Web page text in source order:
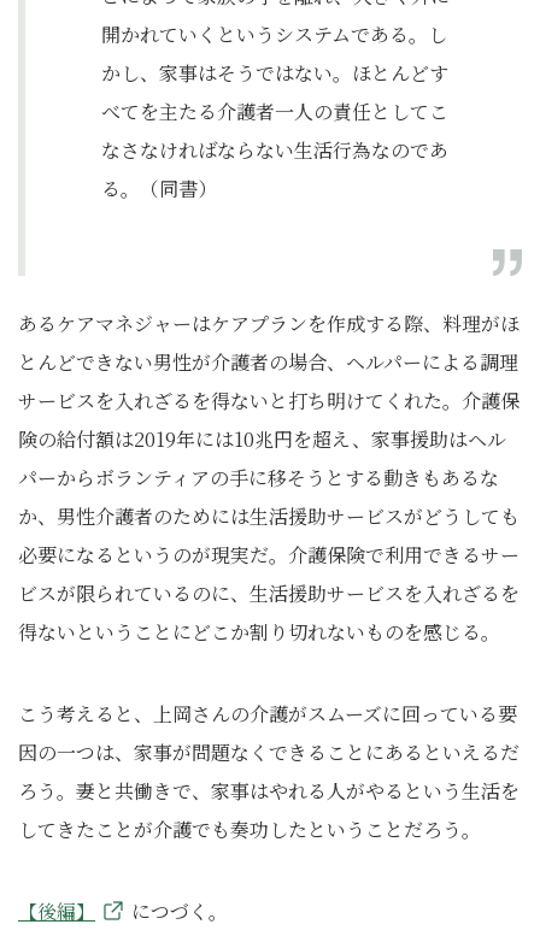
開かれていくというシステムである。し
かし、家事はそうではない。ほとんどす
べてを主たる介護者一人の責任としてこ
なさなければならない生活行為なのであ
る。（同書）
あるケアマネジャーはケアプランを作成する際、料理がほ
とんどできない男性が介護者の場合、ヘルパーによる調理
サービスを入れざるを得ないと打ち明けてくれた。介護保
険の給付額は2019年には10兆円を超え、家事援助はヘル
パーからボランティアの手に移そうとする動きもあるな
か、男性介護者のためには生活援助サービスがどうしても
必要になるというのが現実だ。介護保険で利用できるサー
ビスが限られているのに、生活援助サービスを入れざるを
得ないということにどこか割り切れないものを感じる。
こう考えると、上岡さんの介護がスムーズに回っている要
因の一つは、家事が問題なくできることにあるといえるだ
ろう。妻と共働きで、家事はやれる人がやるという生活を
してきたことが介護でも奏功したということだろう。
【後編】 につづく。